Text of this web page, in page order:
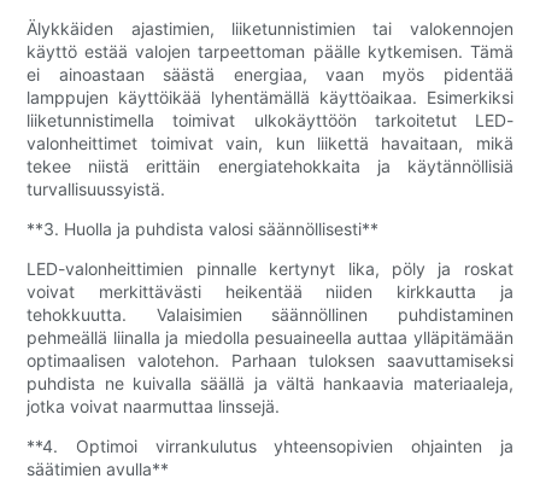
Älykkäiden ajastimien, liiketunnistimien tai valokennojen
käyttö estää valojen tarpeettoman päälle kytkemisen. Tämä
ei ainoastaan ​​säästä energiaa, vaan myös pidentää
lamppujen käyttöikää lyhentämällä käyttöaikaa. Esimerkiksi
liiketunnistimella toimivat ulkokäyttöön tarkoitetut LED-
valonheittimet toimivat vain, kun liikettä havaitaan, mikä
tekee niistä erittäin energiatehokkaita ja käytännöllisiä
turvallisuussyistä.
**3. Huolla ja puhdista valosi säännöllisesti**
LED-valonheittimien pinnalle kertynyt lika, pöly ja roskat
voivat merkittävästi heikentää niiden kirkkautta ja
tehokkuutta. Valaisimien säännöllinen puhdistaminen
pehmeällä liinalla ja miedolla pesuaineella auttaa ylläpitämään
optimaalisen valotehon. Parhaan tuloksen saavuttamiseksi
puhdista ne kuivalla säällä ja vältä hankaavia materiaaleja,
jotka voivat naarmuttaa linssejä.
**4. Optimoi virrankulutus yhteensopivien ohjainten ja
säätimien avulla**